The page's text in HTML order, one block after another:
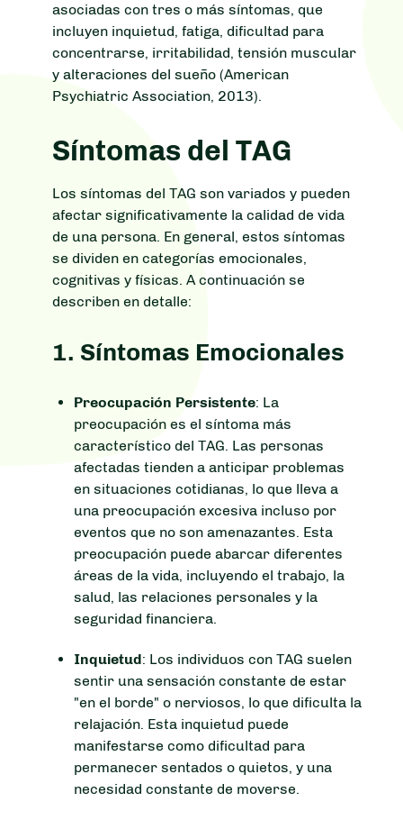
asociadas con tres o más síntomas, que
incluyen inquietud, fatiga, dificultad para
concentrarse, irritabilidad, tensión muscular
y alteraciones del sueño (American
Psychiatric Association, 2013).
Síntomas del TAG
Los síntomas del TAG son variados y pueden
afectar significativamente la calidad de vida
de una persona. En general, estos síntomas
se dividen en categorías emocionales,
cognitivas y físicas. A continuación se
describen en detalle:
1. Síntomas Emocionales
Preocupación Persistente: La
preocupación es el síntoma más
característico del TAG. Las personas
afectadas tienden a anticipar problemas
en situaciones cotidianas, lo que lleva a
una preocupación excesiva incluso por
eventos que no son amenazantes. Esta
preocupación puede abarcar diferentes
áreas de la vida, incluyendo el trabajo, la
salud, las relaciones personales y la
seguridad financiera.
Inquietud: Los individuos con TAG suelen
sentir una sensación constante de estar
"en el borde" o nerviosos, lo que dificulta la
relajación. Esta inquietud puede
manifestarse como dificultad para
permanecer sentados o quietos, y una
necesidad constante de moverse.